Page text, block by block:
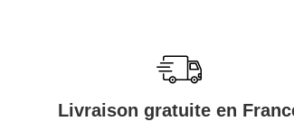
Livraison gratuite en